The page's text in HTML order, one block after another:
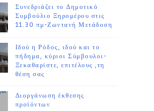
Συνεδριάζει το Δημοτικό
Συμβούλιο Ξηρομέρου στις
11.30 πμ-Ζωντανή Μετάδοση
Ιδού η Ρόδος, ιδού και το
πήδημα, κύριοι Σύμβουλοι-
Ξεκαθαρίστε, επιτέλους ,τη
θέση σας
Διοργάνωση έκθεσης
προϊόντων